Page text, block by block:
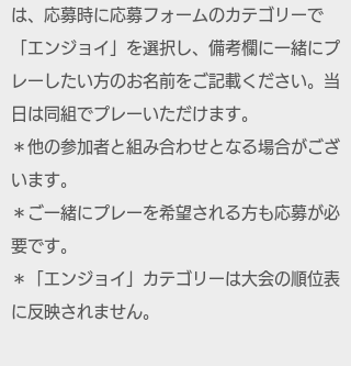
は、応募時に応募フォームのカテゴリーで
「エンジョイ」を選択し、備考欄に一緒にプ
レーしたい方のお名前をご記載ください。当
日は同組でプレーいただけます。
＊他の参加者と組み合わせとなる場合がござ
います。
＊ご一緒にプレーを希望される方も応募が必
要です。
＊「エンジョイ」カテゴリーは大会の順位表
に反映されません。